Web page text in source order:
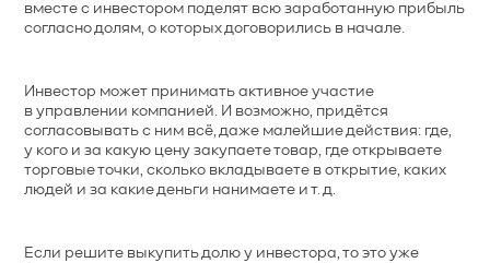
вместе с инвестором поделят всю заработанную прибыль
согласно долям, о которых договорились в начале.
Инвестор может принимать активное участие
в управлении компанией. И возможно, придётся
согласовывать с ним всё, даже малейшие действия: где,
у кого и за какую цену закупаете товар, где открываете
торговые точки, сколько вкладываете в открытие, каких
людей и за какие деньги нанимаете и т. д.
Если решите выкупить долю у инвестора, то это уже